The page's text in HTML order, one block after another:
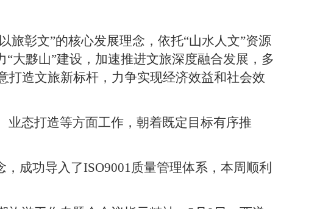
旅彰文”的核心发展理念，依托“山水人文”资源
“大黟山”建设，加速推进文旅深度融合发展，多
打造文旅新标杆，力争实现经济效益和社会效
业态打造等方面工作，朝着既定目标有序推
，成功导入了ISO9001质量管理体系，本周顺利